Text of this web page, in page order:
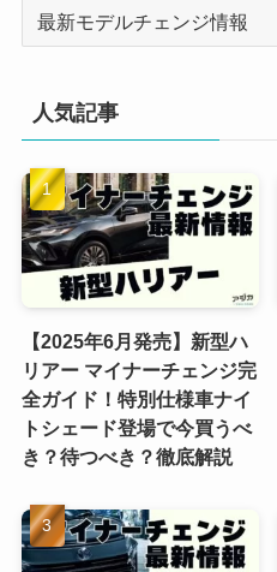
ー
人気記事
【2025年6月発売】新型ハ
リアー マイナーチェンジ完
全ガイド！特別仕様車ナイ
トシェード登場で今買うべ
き？待つべき？徹底解説